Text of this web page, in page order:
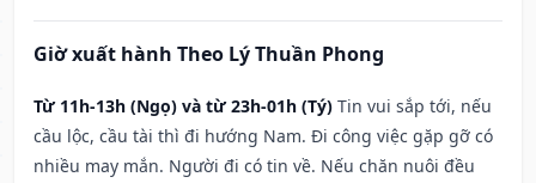
Giờ xuất hành Theo Lý Thuần Phong
Từ 11h-13h (Ngọ) và từ 23h-01h (Tý) Tin vui sắp tới, nếu
cầu lộc, cầu tài thì đi hướng Nam. Đi công việc gặp gỡ có
nhiều may mắn. Người đi có tin về. Nếu chăn nuôi đều